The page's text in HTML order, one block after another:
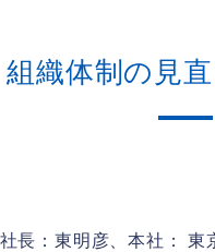
組織体制の見
長：東明彦、本社：